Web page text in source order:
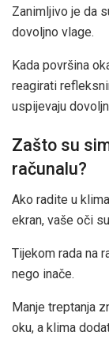
Zanimljivo je da
dovoljno vlage.
Kada površina
reagirati
uspijevaju
Zašto su
računalu?
Ako radite u
ekran, vaše oči
Tijekom rada na
nego inače.
Manje treptanja
oku, a klima